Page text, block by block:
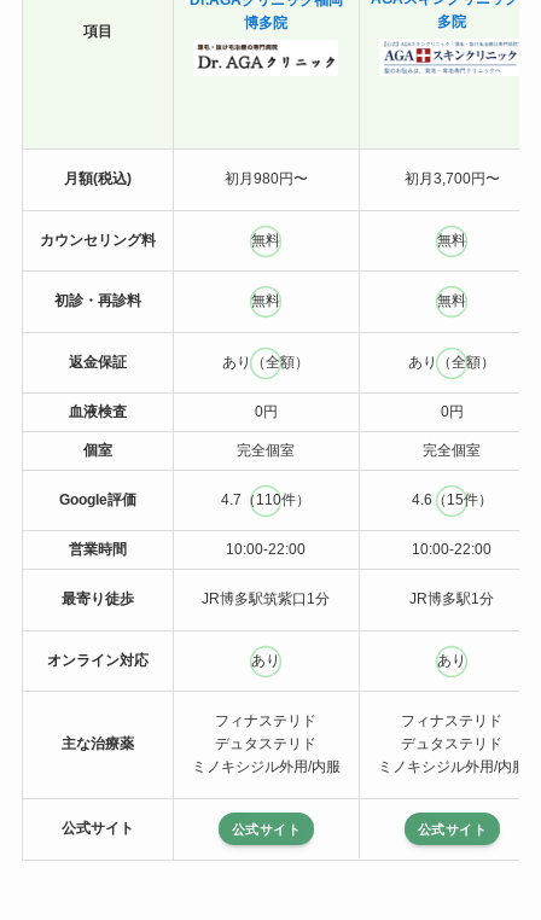
博多院
多院
月額(税込) 初月980円〜 初月3,700円〜
カウンセリング料 無料 無料
初診・再診料 無料 無料
返金保証 あり（全額） あり（全額）
Google評価 4.7（110件） 4.6（15件）
最寄り徒歩 JR博多駅筑紫口1分 JR博多駅1分
オンライン対応 あり あり
フィナステリド
デュタステリド
ミノキシジル外用/内服
フィナステリド
デュタステリド
ミノキシジル外用/内服
公式サイト